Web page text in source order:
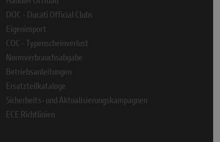
DOC - Ducati Official Clubs
Eigenimport
COC - Typenscheinverlust
Normverbrauchsabgabe
Betriebsanleitungen
Ersatzteilkataloge
Sicherheits- und Aktualisierungskampagnen
ECE Richtlinien